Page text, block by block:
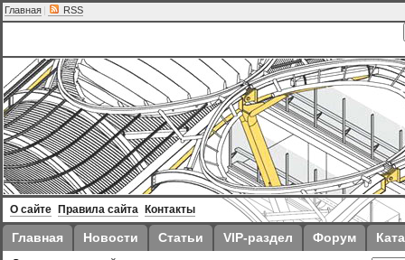
Главная | RSS
О сайте Правила сайта Контакты
Главная Новости Статьи VIP-раздел Форум